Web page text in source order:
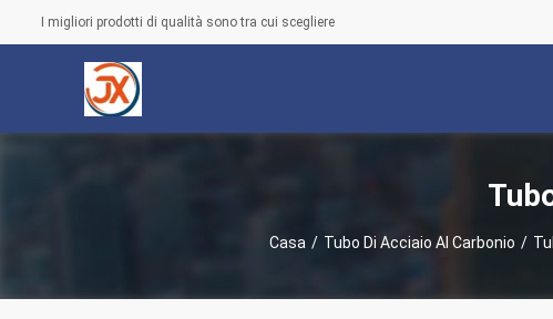
I migliori prodotti di qualità sono tra cui scegliere
Casa / Tubo Di Acciaio Al Carbonio /